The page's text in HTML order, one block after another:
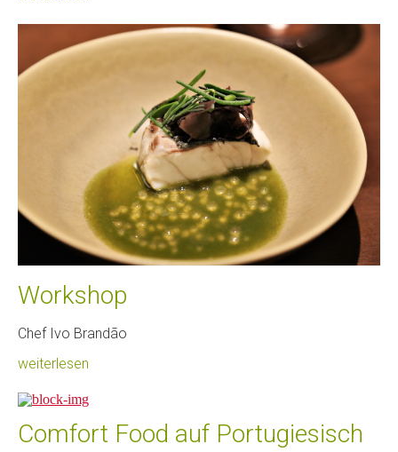
Workshop
Chef Ivo Brandão
weiterlesen
Comfort Food auf Portugiesisch